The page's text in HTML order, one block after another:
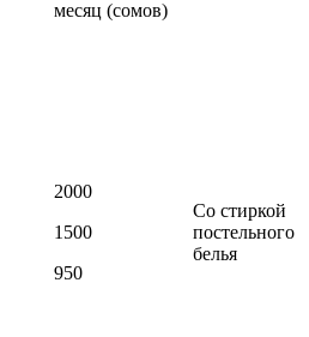
месяц (сомов)
2000
1500
950
Со стиркой
постельного
белья